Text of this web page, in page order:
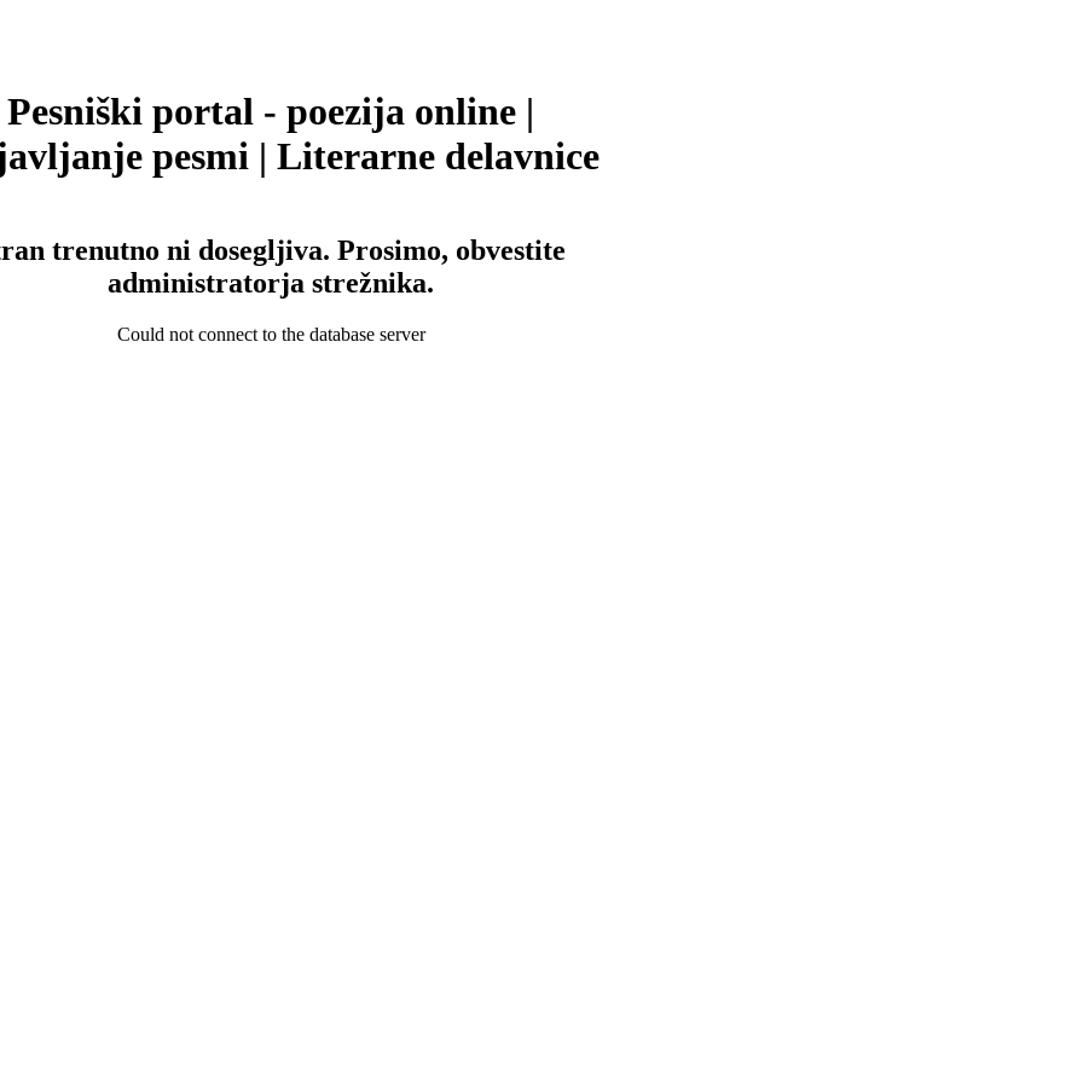
Pesniški portal - poezija online |
pesmi | Literarne delavnice
trenutno ni dosegljiva. Prosimo, obvestite
administratorja strežnika.
Could not connect to the database server